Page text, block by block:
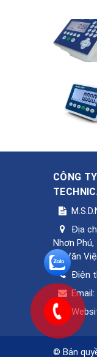
CÔNG
Địa
Nhơn
Lê Văn
Điện
Email:
© Bản